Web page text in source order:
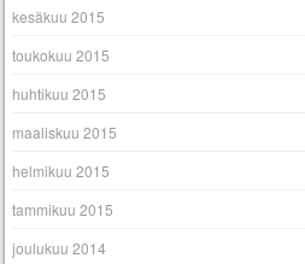
kesäkuu 2015
toukokuu 2015
huhtikuu 2015
maaliskuu 2015
helmikuu 2015
tammikuu 2015
joulukuu 2014